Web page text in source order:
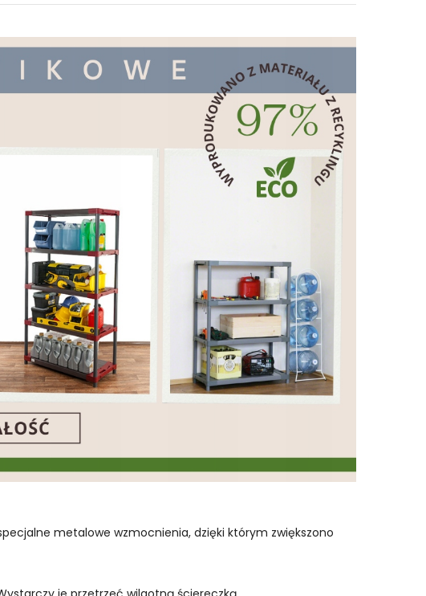
metalowe wzmocnienia, dzięki którym zwiększono